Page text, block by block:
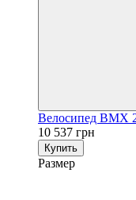
Велосипед BMX
10 537 грн
Купить
Размер